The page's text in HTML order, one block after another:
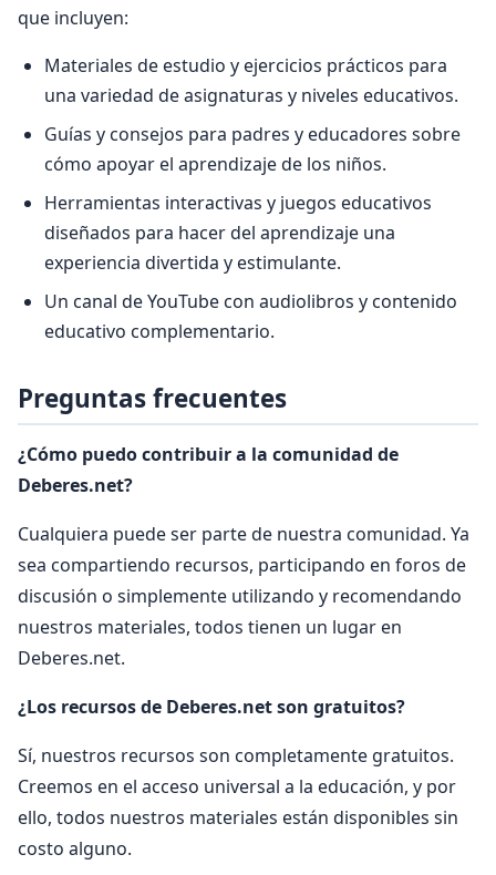
que incluyen:
Materiales de estudio y ejercicios prácticos para
una variedad de asignaturas y niveles educativos.
Guías y consejos para padres y educadores sobre
cómo apoyar el aprendizaje de los niños.
Herramientas interactivas y juegos educativos
diseñados para hacer del aprendizaje una
experiencia divertida y estimulante.
Un canal de YouTube con audiolibros y contenido
educativo complementario.
Preguntas frecuentes
¿Cómo puedo contribuir a la comunidad de
Deberes.net?
Cualquiera puede ser parte de nuestra comunidad. Ya
sea compartiendo recursos, participando en foros de
discusión o simplemente utilizando y recomendando
nuestros materiales, todos tienen un lugar en
Deberes.net.
¿Los recursos de Deberes.net son gratuitos?
Sí, nuestros recursos son completamente gratuitos.
Creemos en el acceso universal a la educación, y por
ello, todos nuestros materiales están disponibles sin
costo alguno.